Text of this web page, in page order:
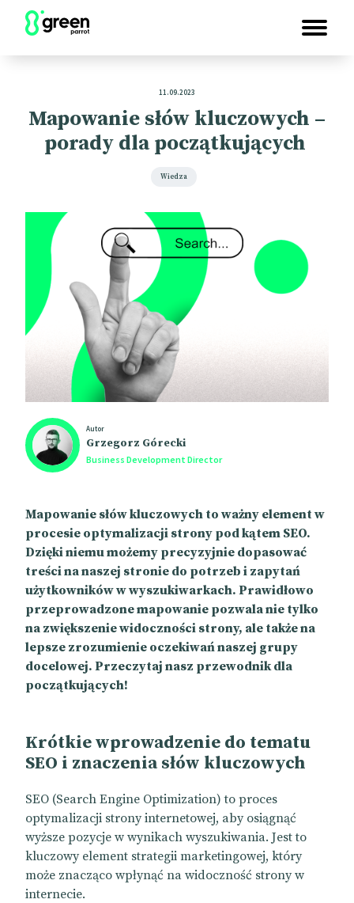
11.09.2023
Mapowanie słów kluczowych –
porady dla początkujących
Wiedza
Autor
Grzegorz Górecki
Business Development Director
Mapowanie słów kluczowych to ważny element w
procesie optymalizacji strony pod kątem SEO.
Dzięki niemu możemy precyzyjnie dopasować
treści na naszej stronie do potrzeb i zapytań
użytkowników w wyszukiwarkach. Prawidłowo
przeprowadzone mapowanie pozwala nie tylko
na zwiększenie widoczności strony, ale także na
lepsze zrozumienie oczekiwań naszej grupy
docelowej. Przeczytaj nasz przewodnik dla
początkujących!
Krótkie wprowadzenie do tematu
SEO i znaczenia słów kluczowych
SEO (Search Engine Optimization) to proces
optymalizacji strony internetowej, aby osiągnąć
wyższe pozycje w wynikach wyszukiwania. Jest to
kluczowy element strategii marketingowej, który
może znacząco wpłynąć na widoczność strony w
internecie.